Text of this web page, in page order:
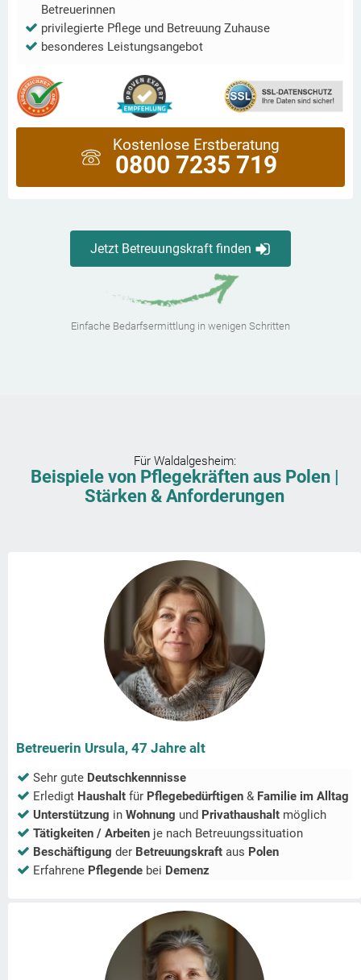
Betreuerinnen
privilegierte Pflege und Betreuung Zuhause
besonderes Leistungsangebot
Kostenlose Erstberatung
0800 7235 719
Jetzt Betreuungskraft finden
Einfache Bedarfsermittlung in wenigen Schritten
Für Waldalgesheim:
Beispiele von Pflegekräften aus Polen |
Stärken & Anforderungen
Betreuerin Ursula, 47 Jahre alt
Sehr gute Deutschkennnisse
Erledigt Haushalt für Pflegebedürftigen & Familie im Alltag
Unterstützung in Wohnung und Privathaushalt möglich
Tätigkeiten / Arbeiten je nach Betreuungssituation
Beschäftigung der Betreuungskraft aus Polen
Erfahrene Pflegende bei Demenz